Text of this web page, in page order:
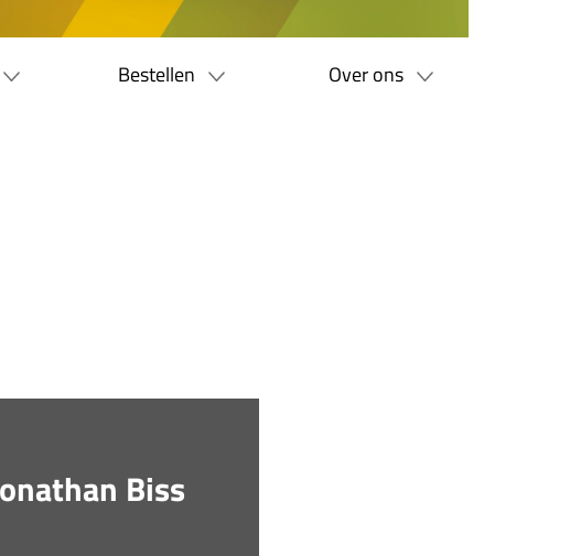
Bestellen Over ons
Biss